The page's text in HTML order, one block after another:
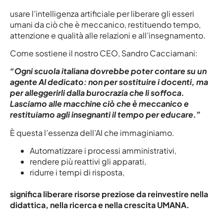
usare l’intelligenza artificiale per liberare gli esseri
umani da ciò che è meccanico, restituendo tempo,
attenzione e qualità alle relazioni e all’insegnamento.
Come sostiene il nostro CEO, Sandro Cacciamani:
“Ogni scuola italiana dovrebbe poter contare su un
agente AI dedicato: non per sostituire i docenti, ma
per alleggerirli dalla burocrazia che li soffoca.
Lasciamo alle macchine ciò che è meccanico e
restituiamo agli insegnanti il tempo per educare.”
È questa l’essenza dell’AI che immaginiamo.
Automatizzare i processi amministrativi,
rendere più reattivi gli apparati,
ridurre i tempi di risposta,
significa liberare risorse preziose da reinvestire nella
didattica, nella ricerca e nella crescita UMANA.